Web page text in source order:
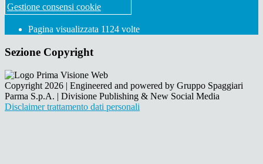
Gestione consensi cookie
Pagina visualizzata 1124 volte
Sezione Copyright
Copyright 2026 | Engineered and powered by Gruppo Spaggiari
Parma S.p.A. | Divisione Publishing & New Social Media
Disclaimer trattamento dati personali